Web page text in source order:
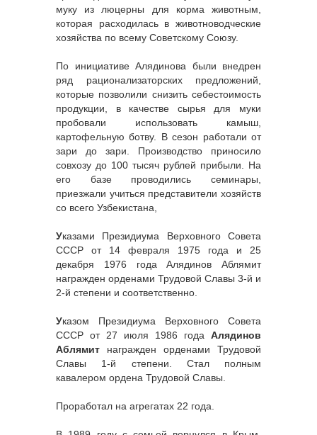
муку из люцерны для корма животным,
которая расходилась в животноводческие
хозяйства по всему Советскому Союзу.
По инициативе Алядинова были внедрен
ряд рационализаторских предложений,
которые позволили снизить себестоимость
продукции, в качестве сырья для муки
пробовали использовать камыш,
картофельную ботву. В сезон работали от
зари до зари. Производство приносило
совхозу до 100 тысяч рублей прибыли. На
его базе проводились семинары,
приезжали учиться представители хозяйств
со всего Узбекистана,
Указами Президиума Верховного Совета
СССР от 14 февраля 1975 года и 25
декабря 1976 года Алядинов Аблямит
награжден орденами Трудовой Славы 3-й и
2-й степени и соответственно.
Указом Президиума Верховного Совета
СССР от 27 июля 1986 года Алядинов
Аблямит награжден орденами Трудовой
Славы 1-й степени. Стал полным
кавалером ордена Трудовой Славы.
Проработал на агрегатах 22 года.